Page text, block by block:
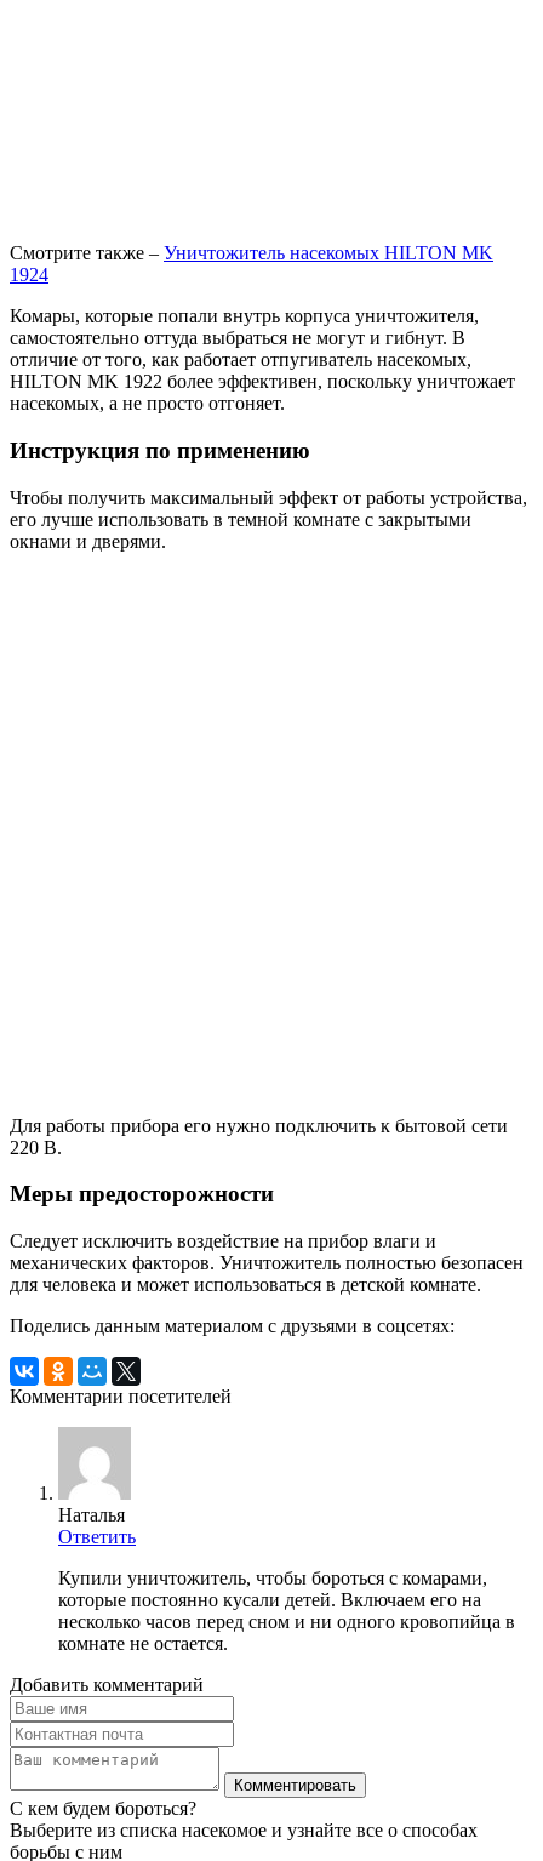
Смотрите также – Уничтожитель насекомых HILTON MK
1924
Комары, которые попали внутрь корпуса уничтожителя,
самостоятельно оттуда выбраться не могут и гибнут. В
отличие от того, как работает отпугиватель насекомых,
HILTON MK 1922 более эффективен, поскольку уничтожает
насекомых, а не просто отгоняет.
Инструкция по применению
Чтобы получить максимальный эффект от работы устройства,
его лучше использовать в темной комнате с закрытыми
окнами и дверями.
Для работы прибора его нужно подключить к бытовой сети
220 В.
Меры предосторожности
Следует исключить воздействие на прибор влаги и
механических факторов. Уничтожитель полностью безопасен
для человека и может использоваться в детской комнате.
Поделись данным материалом с друзьями в соцсетях:
Комментарии посетителей
Наталья
Ответить
Купили уничтожитель, чтобы бороться с комарами,
которые постоянно кусали детей. Включаем его на
несколько часов перед сном и ни одного кровопийца в
комнате не остается.
Добавить комментарий
С кем будем бороться?
Выберите из списка насекомое и узнайте все о способах
борьбы с ним